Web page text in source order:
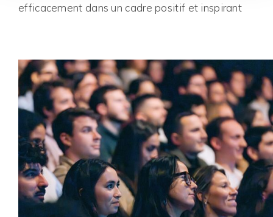
efficacement dans un cadre positif et inspirant